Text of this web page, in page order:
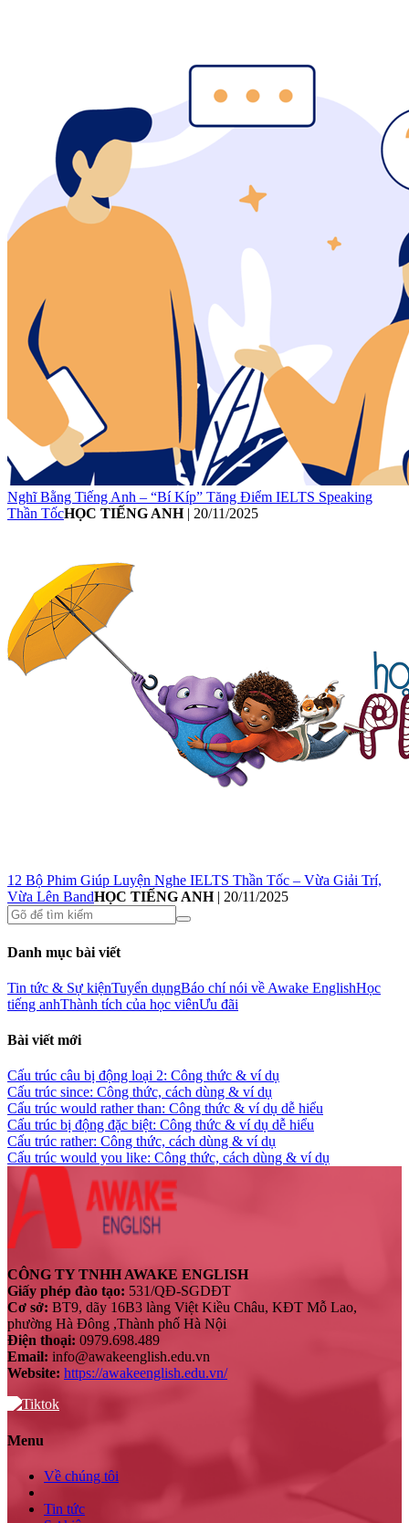
Nghĩ Bằng Tiếng Anh – “Bí Kíp” Tăng Điểm IELTS Speaking
Thần TốcHỌC TIẾNG ANH| 20/11/2025
12 Bộ Phim Giúp Luyện Nghe IELTS Thần Tốc – Vừa Giải Trí,
Vừa Lên BandHỌC TIẾNG ANH| 20/11/2025
Danh mục bài viết
Tin tức & Sự kiệnTuyển dụngBáo chí nói về Awake EnglishHọc
tiếng anhThành tích của học viênƯu đãi
Bài viết mới
Cấu trúc câu bị động loại 2: Công thức & ví dụ
Cấu trúc since: Công thức, cách dùng & ví dụ
Cấu trúc would rather than: Công thức & ví dụ dễ hiểu
Cấu trúc bị động đặc biệt: Công thức & ví dụ dễ hiểu
Cấu trúc rather: Công thức, cách dùng & ví dụ
Cấu trúc would you like: Công thức, cách dùng & ví dụ
CÔNG TY TNHH AWAKE ENGLISH
Giấy phép đào tạo: 531/QĐ-SGDĐT
Cơ sở: BT9, dãy 16B3 làng Việt Kiều Châu, KĐT Mỗ Lao,
phường Hà Đông ,Thành phố Hà Nội
Điện thoại: 0979.698.489
Email: info@awakeenglish.edu.vn
Website: https://awakeenglish.edu.vn/
Menu
Về chúng tôi
Tin tức